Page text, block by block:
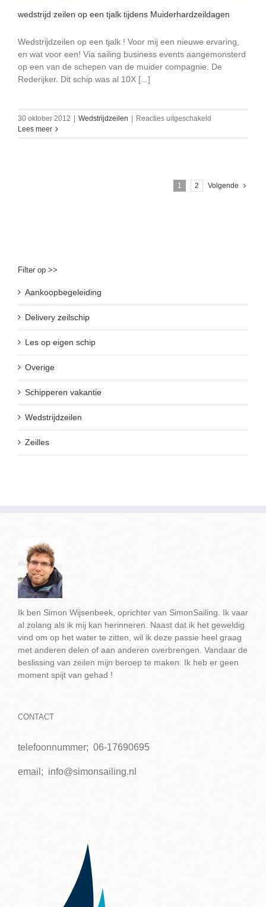
wedstrijd zeilen op een tjalk tijdens Muiderhardzeildagen
Wedstrijdzeilen op een tjalk ! Voor mij een nieuwe ervaring,
en wat voor een! Via sailing business events aangemonsterd
op een van de schepen van de muider compagnie. De
Rederijker. Dit schip was al 10X [...]
30 oktober 2012 | Wedstrijdzeilen | Reacties uitgeschakeld
zeilen
tijdens
Lees meer
1 2 Volgende
Filter op >>
Aankoopbegeleiding
Delivery zeilschip
Les op eigen schip
Overige
Schipperen vakantie
Wedstrijdzeilen
Zeilles
Ik ben Simon Wijsenbeek, oprichter van SimonSailing. Ik vaar
al zolang als ik mij kan herinneren. Naast dat ik het geweldig
vind om op het water te zitten, wil ik deze passie heel graag
met anderen delen of aan anderen overbrengen. Vandaar de
beslissing van zeilen mijn beroep te maken. Ik heb er geen
moment spijt van gehad !
CONTACT
telefoonnummer; 06-17690695
email; info@simonsailing.nl